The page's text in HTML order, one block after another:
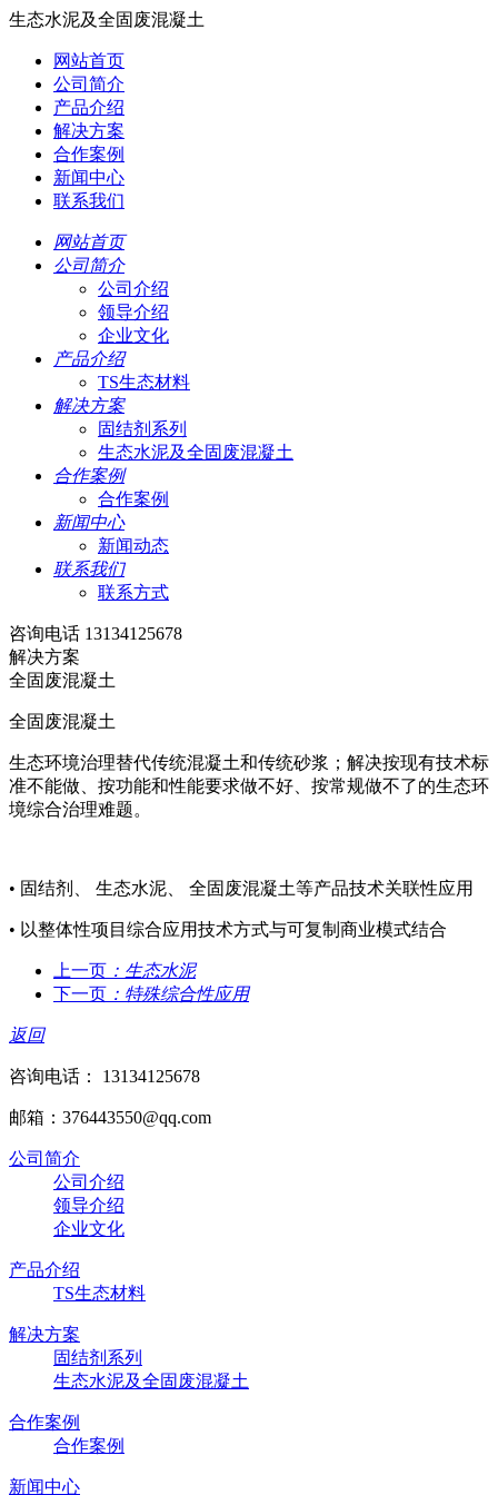
生态水泥及全固废混凝土
网站首页
公司简介
产品介绍
解决方案
合作案例
新闻中心
联系我们
网站首页
公司简介
公司介绍
领导介绍
企业文化
产品介绍
TS生态材料
解决方案
固结剂系列
生态水泥及全固废混凝土
合作案例
合作案例
新闻中心
新闻动态
联系我们
联系方式
咨询电话 13134125678
解决方案
全固废混凝土
全固废混凝土
生态环境治理替代传统混凝土和传统砂浆；解决按现有技术标
准不能做、按功能和性能要求做不好、按常规做不了的生态环
境综合治理难题。
• 固结剂、 生态水泥、 全固废混凝土等产品技术关联性应用
• 以整体性项目综合应用技术方式与可复制商业模式结合
上一页 ：生态水泥
下一页 ：特殊综合性应用
返回
咨询电话： 13134125678
邮箱：376443550@qq.com
公司简介
公司介绍
领导介绍
企业文化
产品介绍
TS生态材料
解决方案
固结剂系列
生态水泥及全固废混凝土
合作案例
合作案例
新闻中心